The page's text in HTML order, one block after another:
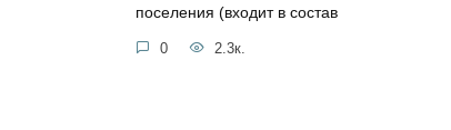
поселения (входит в состав
0 2.3к.